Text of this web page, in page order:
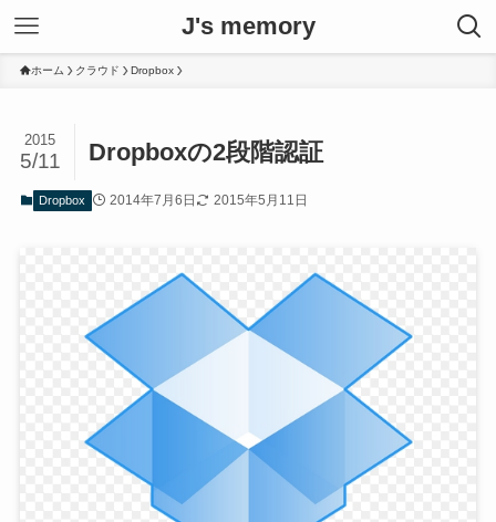
J's memory
ホーム クラウド Dropbox
Dropboxの2段階認証
2015
5/11
Dropbox 2014年7月6日 2015年5月11日